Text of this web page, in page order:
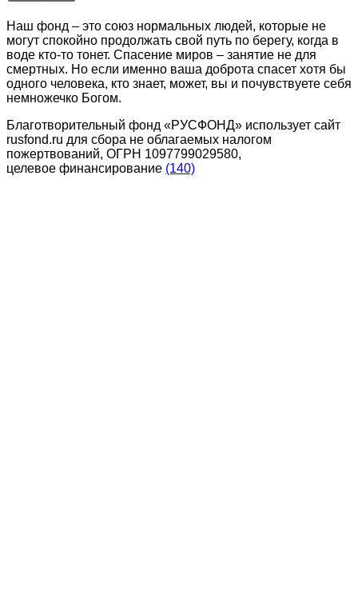
Наш фонд – это союз нормальных людей, которые не
могут спокойно продолжать свой путь по берегу, когда в
воде кто-то тонет. Спасение миров – занятие не для
смертных. Но если именно ваша доброта спасет хотя бы
одного человека, кто знает, может, вы и почувствуете себя
немножечко Богом.
Благотворительный фонд «РУСФОНД» использует сайт
rusfond.ru для сбора не облагаемых налогом
пожертвований, ОГРН 1097799029580,
целевое финансирование (140)